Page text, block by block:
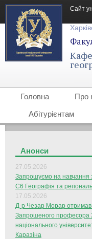
Сайт
Головна Про
Абітурієнтам
Анонси
27.05.2026
Запрошуємо на навчання
С6 Географія та
17.05.2026
Д-р Чезар Морар отримав
Запрошеного професора
національного
Каразіна